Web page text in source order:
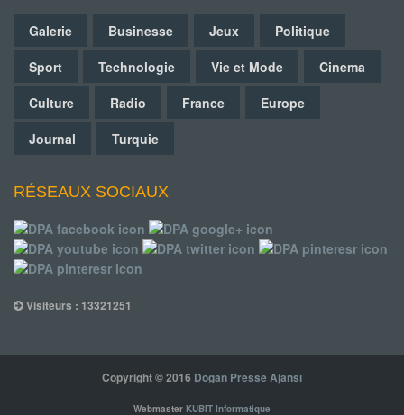
Galerie Businesse Jeux
Politique
Sport
Technologie Vie et Mode
Cinema
Culture
Radio France
Europe
Journal
Turquie
RÉSEAUX SOCIAUX
Visiteurs : 13321251
Copyright © 2016 Dogan Presse Ajansı
Webmaster KUBIT Informatique